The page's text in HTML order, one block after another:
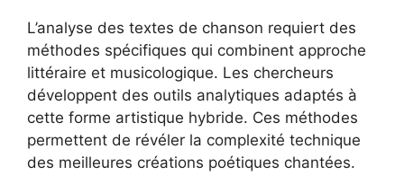
L’analyse des textes de chanson requiert des
méthodes spécifiques qui combinent approche
littéraire et musicologique. Les chercheurs
développent des outils analytiques adaptés à
cette forme artistique hybride. Ces méthodes
permettent de révéler la complexité technique
des meilleures créations poétiques chantées.